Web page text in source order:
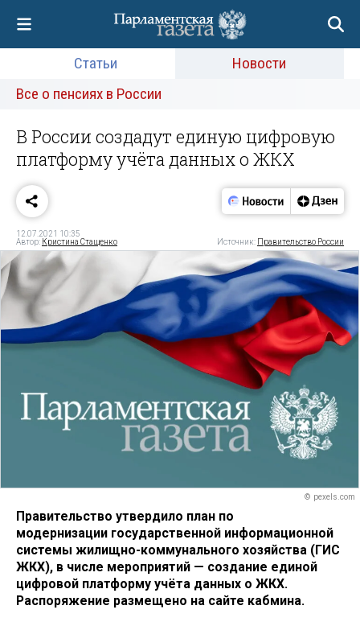
Статьи
Новости
Все о пенсиях в России
В России создадут единую цифровую
платформу учёта данных о ЖКХ
12.07.2021 10:35
Автор: Кристина Стащенко Источник: Правительство России
© pexels.com
Правительство утвердило план по
модернизации государственной информационной
системы жилищно-коммунального хозяйства (ГИС
ЖКХ), в числе мероприятий — создание единой
цифровой платформу учёта данных о ЖКХ.
Распоряжение размещено на сайте кабмина.